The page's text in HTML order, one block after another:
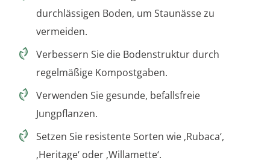
durchlässigen Boden, um Staunässe zu
vermeiden.
Verbessern Sie die Bodenstruktur durch
regelmäßige Kompostgaben.
Verwenden Sie gesunde, befallsfreie
Jungpflanzen.
Setzen Sie resistente Sorten wie ‚Rubaca‘,
‚Heritage‘ oder ‚Willamette‘.